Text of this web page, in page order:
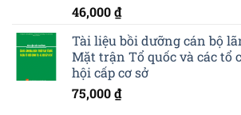
46,000₫
Tài liệu bồi dưỡng cán bộ
Mặt trận Tổ quốc và các tổ
hội cấp cơ sở
75,000₫